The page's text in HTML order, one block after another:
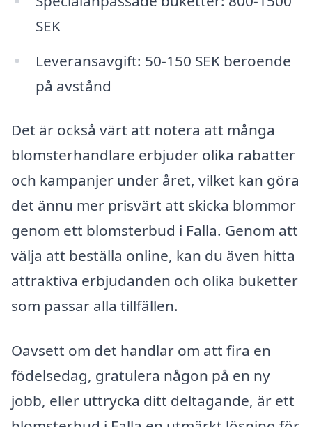
SEK
Leveransavgift: 50-150 SEK beroende
på avstånd
Det är också värt att notera att många
blomsterhandlare erbjuder olika rabatter
och kampanjer under året, vilket kan göra
det ännu mer prisvärt att skicka blommor
genom ett blomsterbud i Falla. Genom att
välja att beställa online, kan du även hitta
attraktiva erbjudanden och olika buketter
som passar alla tillfällen.
Oavsett om det handlar om att fira en
födelsedag, gratulera någon på en ny
jobb, eller uttrycka ditt deltagande, är ett